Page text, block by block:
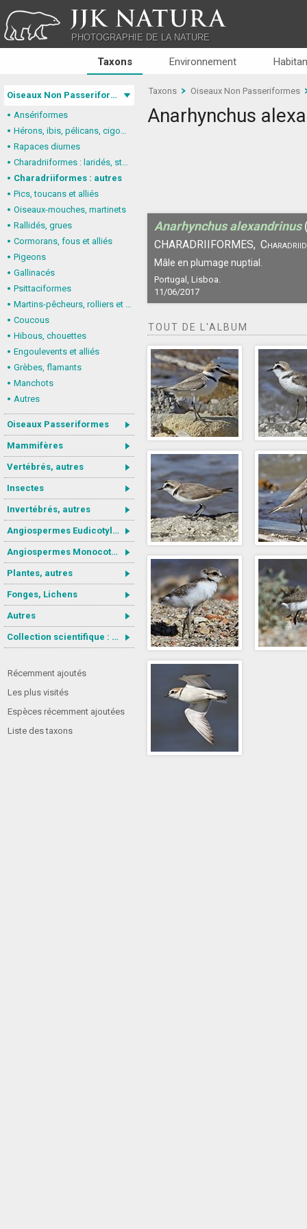
JJK NATURA
PHOTOGRAPHIE DE LA NATURE
Taxons Environnement
Oiseaux Non Passeriformes
Ansériformes
Hérons, ibis, pélicans, cigognes
Rapaces diurnes
Charadriiformes : laridés, stercorariidés, glaréolidés
Charadriiformes : autres
Pics, toucans et alliés
Oiseaux-mouches, martinets
Rallidés, grues
Cormorans, fous et alliés
Pigeons
Gallinacés
Psittaciformes
Martins-pêcheurs, rolliers et alliés
Coucous
Hibous, chouettes
Engoulevents et alliés
Grèbes, flamants
Manchots
Autres
Oiseaux Passeriformes
Mammifères
Vertébrés, autres
Insectes
Invertébrés, autres
Angiospermes Eudicotylédones
Angiospermes Monocotylédones
Plantes, autres
Fonges, Lichens
Autres
Collection scientifique : Gastrotricha
Récemment ajoutés
Les plus visités
Espèces récemment ajoutées
Liste des taxons
Taxons Oiseaux Non Passeriformes
Anarhynchus
Anarhynchus alexandrinus
CHARADRIIFORMES,
Mâle en plumage nuptial.
Portugal, Lisboa.
11/06/2017
TOUT DE L'ALBUM